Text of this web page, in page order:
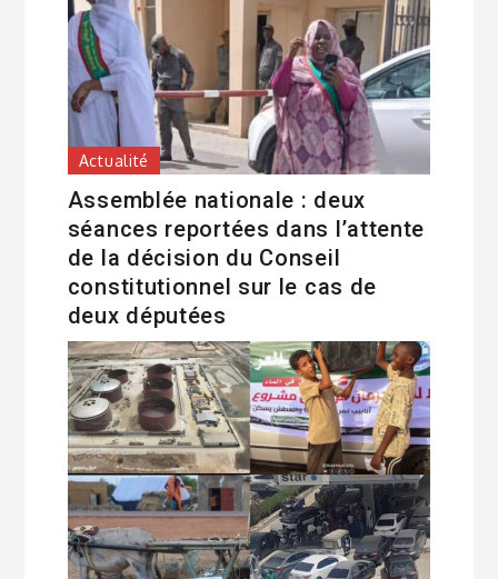
Actualité
Assemblée nationale : deux
séances reportées dans l’attente
de la décision du Conseil
constitutionnel sur le cas de
deux députées